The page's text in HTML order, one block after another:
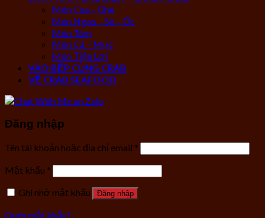
Món Cua – Ghẹ
Món Ngao – Sò – Ốc
Món Tôm
Món Cá – Mực
Món Tiện Lợi
VÀO BẾP CÙNG CRAB
VỀ CRAB SEAFOOD
Đăng nhập
Tên tài khoản hoặc địa chỉ email *
Mật khẩu *
Ghi nhớ mật khẩu
Đăng nhập
Quên mật khẩu?